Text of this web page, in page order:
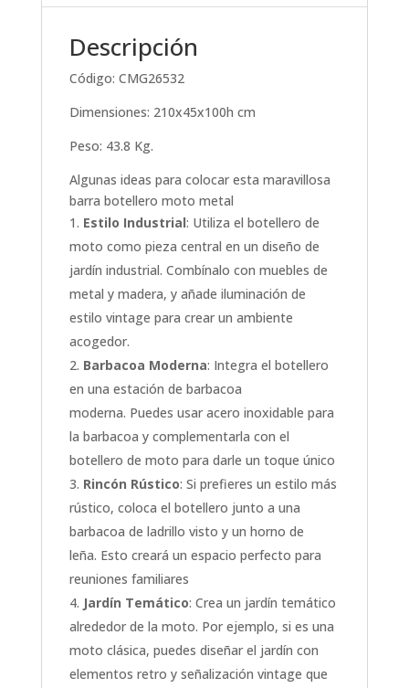
Descripción
Código: CMG26532
Dimensiones: 210x45x100h cm
Peso: 43.8 Kg.
Algunas ideas para colocar esta maravillosa
barra botellero moto metal
Estilo Industrial: Utiliza el botellero de
moto como pieza central en un diseño de
jardín industrial. Combínalo con muebles de
metal y madera, y añade iluminación de
estilo vintage para crear un ambiente
acogedor.
Barbacoa Moderna: Integra el botellero
en una estación de barbacoa
moderna. Puedes usar acero inoxidable para
la barbacoa y complementarla con el
botellero de moto para darle un toque único
Rincón Rústico: Si prefieres un estilo más
rústico, coloca el botellero junto a una
barbacoa de ladrillo visto y un horno de
leña. Esto creará un espacio perfecto para
reuniones familiares
Jardín Temático: Crea un jardín temático
alrededor de la moto. Por ejemplo, si es una
moto clásica, puedes diseñar el jardín con
elementos retro y señalización vintage que